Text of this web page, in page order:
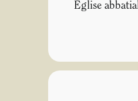
Église